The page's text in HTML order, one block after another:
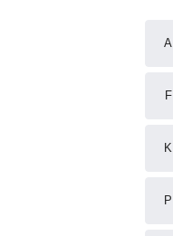
A
F
K
P